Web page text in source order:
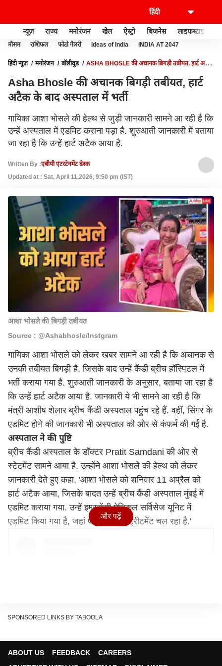
न्यूज़ राज्य मनोरंजन खेल ऐस्ट्रो बिजनेस लाइफस्टाइल
मौसम राशिफल फोटो गैलरी Ideas of India INDIA AT 2047
हिंदी न्यूज़ मनोरंजन बॉलीवुड
ASHA BHOSLE की अचानक बिगड़ी तबीयत, हार्ट अटैक
Asha Bhosle की अचानक बिगड़ी तबीयत, हार्ट
अटैक के बाद अस्पताल में भर्ती
गायिका आशा भोसले की हेल्थ से जुड़ी जानकारी सामने आ रही है कि
उन्हें अस्पताल में एडमिट कराना पड़ा है. शुरुआती जानकारी में बताया
जा रहा है कि उन्हें हार्ट अटैक आया है.
Written By :एबीपी एंटरटेनमेंट डेस्क
Updated at : Sat, April 11,2026, 9:50 pm (IST)
आशा भोसले की बिगड़ी तबीयत
Source : @Ashabhosle/Instgram
गायिका आशा भोसले को लेकर खबर सामने आ रही है कि अचानक से
उनकी तबीयत बिगड़ी है, जिसके बाद उन्हें कैंडी ब्रीच हॉस्पिटल में
भर्ती कराया गया है. शुरुआती जानकारी के अनुसार, बताया जा रहा है
कि उन्हें हार्ट अटैक आया है. जानकारी ये भी सामने आ रही है कि
मंत्री आशीष शेलार ब्रीच कैंडी अस्पताल पहुंच रहे हैं. वहीं, सिंगर के
एडमिट होने की जानकारी भी अस्पताल की ओर से कंफर्म की गई है.
अस्पताल ने की पुष्टि
ब्रीच कैंडी अस्पताल के डॉक्टर Pratit Samdani की ओर से
स्टेटमेंट सामने आया है. उन्होंने आशा भोसले की हेल्थ को लेकर
जानकारी देते हुए कहा, 'आशा भोसले को शनिवार 11 अप्रैल को
हार्ट अटैक आया, जिसके बादत उन्हें ब्रीच कैंडी अस्पताल मुंबई में
एडमिट कराया गया. उन्हें इमरजेंसी मेडिकल सर्विसेज यूनिट में
एडमिट किया गया है, जहां पर सिंगर का ट्रीटमेंट चल रहा है.'
और पढ़ें
SPONSORED LINKS BY TABOOLA
ABOUT US FEEDBACK
CAREERS